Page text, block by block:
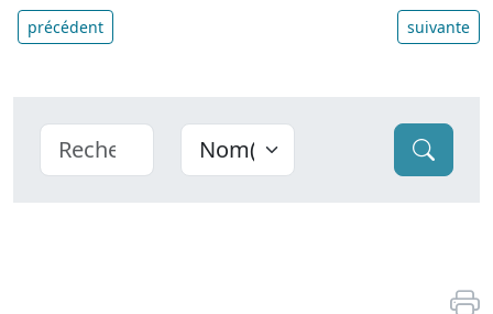
précédent suivante